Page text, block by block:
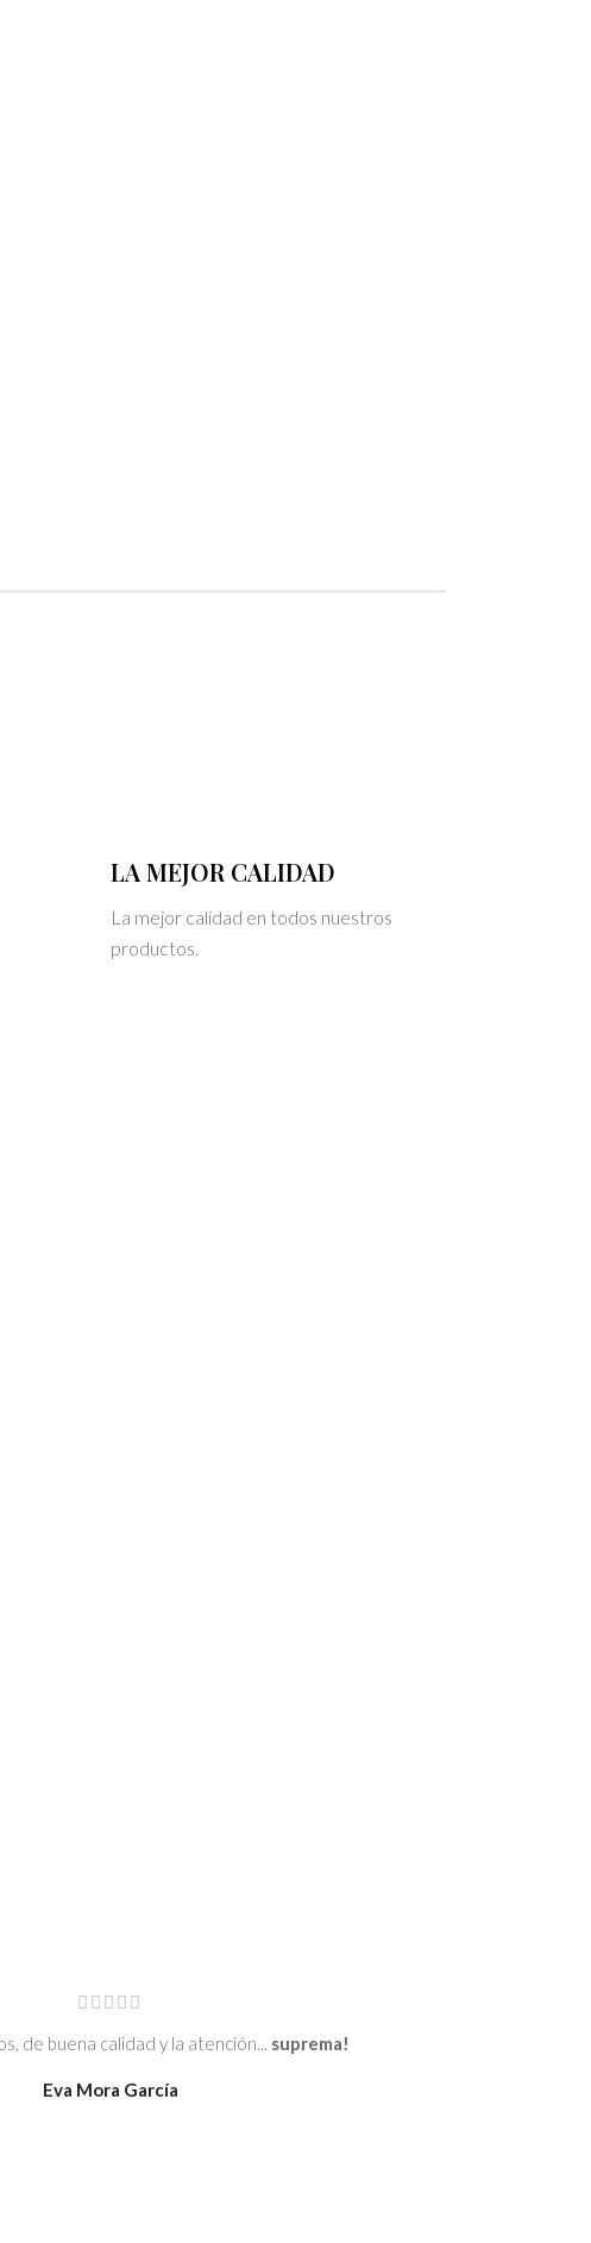
LA MEJOR CALIDAD
La mejor calidad en todos nuestros
productos.
de buena calidad y la atención... suprema!
Eva Mora García